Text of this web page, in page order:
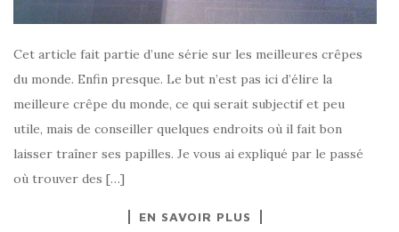
Cet article fait partie d’une série sur les meilleures crêpes
du monde. Enfin presque. Le but n’est pas ici d’élire la
meilleure crêpe du monde, ce qui serait subjectif et peu
utile, mais de conseiller quelques endroits où il fait bon
laisser traîner ses papilles. Je vous ai expliqué par le passé
où trouver des […]
EN SAVOIR PLUS